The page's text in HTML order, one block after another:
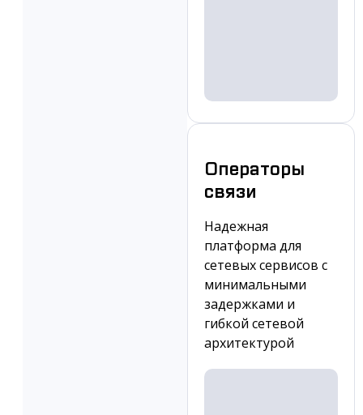
Операторы
связи
Надежная
платформа для
сетевых сервисов с
минимальными
задержками и
гибкой сетевой
архитектурой